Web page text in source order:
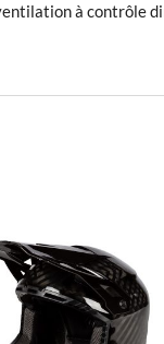
à contrôle